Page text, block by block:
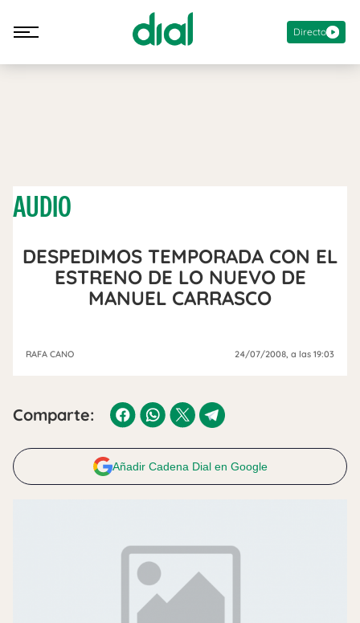
Directo
AUDIO
DESPEDIMOS TEMPORADA CON EL
ESTRENO DE LO NUEVO DE
MANUEL CARRASCO
RAFA CANO 24/07/2008, a las 19:03
Comparte:
Añadir Cadena Dial en Google